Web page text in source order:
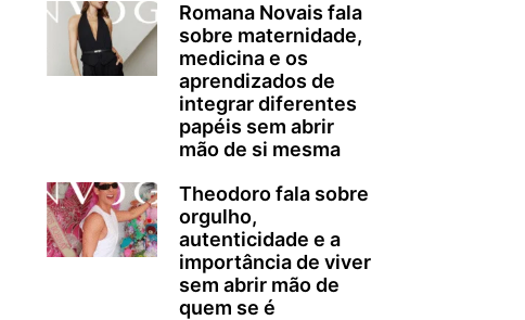
Romana Novais fala
sobre maternidade,
medicina e os
aprendizados de
integrar diferentes
papéis sem abrir
mão de si mesma
Theodoro fala sobre
orgulho,
autenticidade e a
importância de viver
sem abrir mão de
quem se é